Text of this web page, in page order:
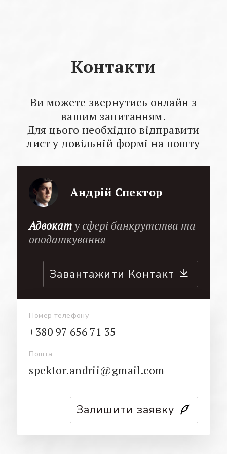
Контакти
Ви можете звернутись онлайн з
вашим запитанням.
Для цього необхідно відправити
лист у довільній формі на пошту
Андрій Спектор
Адвокату сфері банкрутства та
оподаткування
Завантажити Контакт
Номер телефону
+380 97 656 71 35
Пошта
spektor.andrii@gmail.com
Залишити заявку